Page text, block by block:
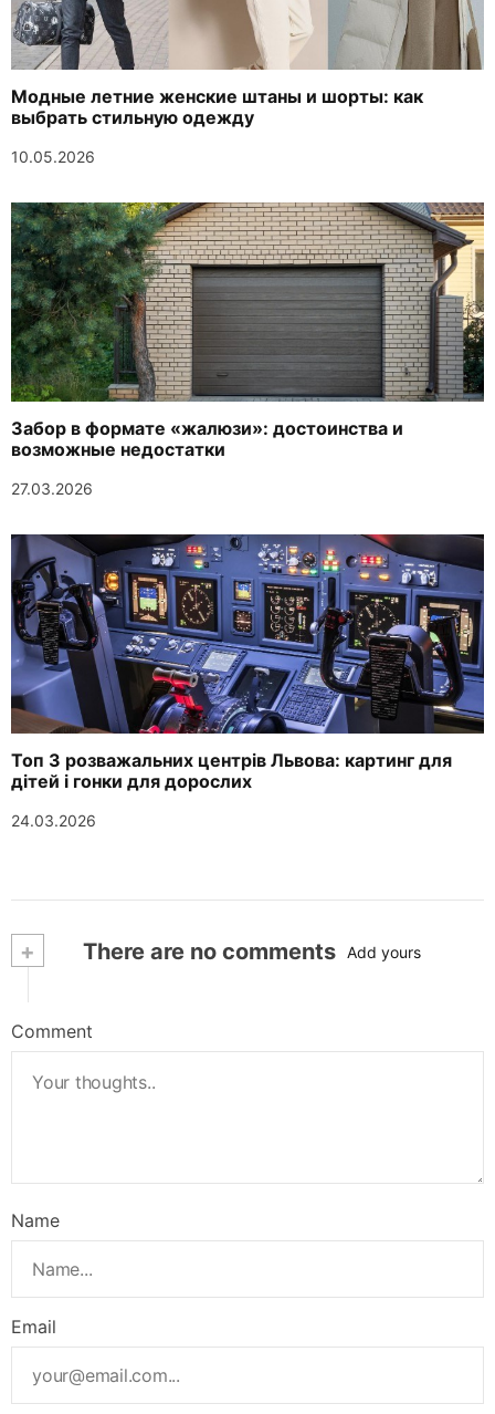
Модные летние женские штаны и шорты: как
выбрать стильную одежду
10.05.2026
Забор в формате «жалюзи»: достоинства и
возможные недостатки
27.03.2026
Топ 3 розважальних центрів Львова: картинг для
дітей і гонки для дорослих
24.03.2026
+ There are no comments Add yours
Comment
Name
Email